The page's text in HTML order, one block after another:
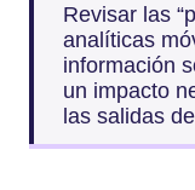
Revisar las
analíticas
información
un impacto
las salidas